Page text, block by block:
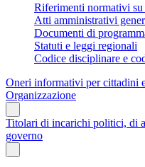
Riferimenti normativi
Atti amministrativi
Documenti di
Statuti e leggi regionali
Codice disciplinare e
Oneri informativi per cittadini
Organizzazione
Titolari di incarichi politici, di
governo